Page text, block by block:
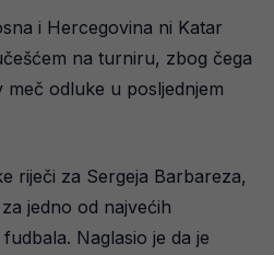
i Hercegovina ni Katar
na turniru, zbog čega
odluke u posljednjem
riječi za Sergeja Barbareza,
jedno od najvećih
Naglasio je da je